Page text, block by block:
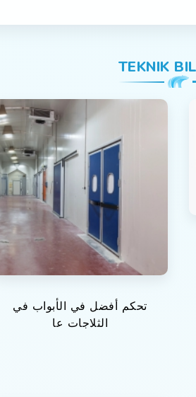
TEKNIK
تحكم أفضل في الأبواب في
الثلاجات عا